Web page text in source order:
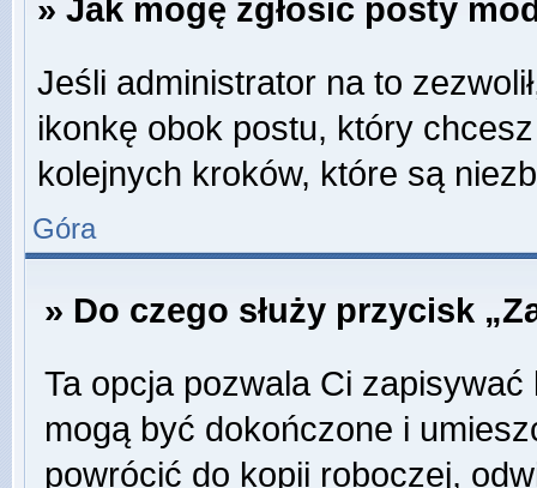
» Jak mogę zgłosić posty
Jeśli administrator na to
ikonkę obok postu, który
kolejnych kroków, które są
Góra
» Do czego służy przycisk
Ta opcja pozwala Ci
mogą być dokończone i
powrócić do kopii roboczej,